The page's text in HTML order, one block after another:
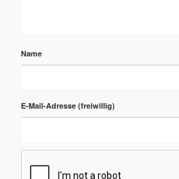
Name
E-Mail-Adresse